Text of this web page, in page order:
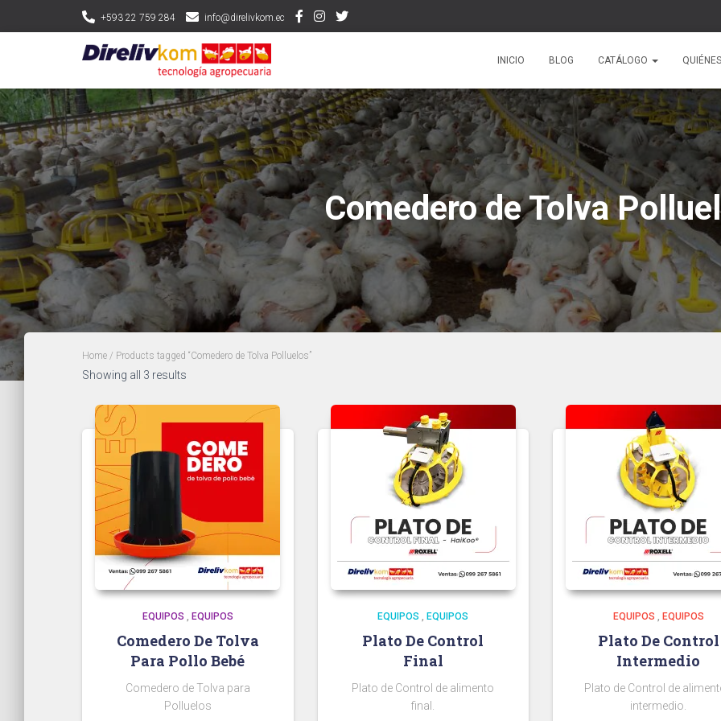
+593 22 759 284 info@direlivkom.ec
INICIO BLOG CATÁLOGO
Comedero de Tolva
Home / Products tagged “Comedero de Tolva Polluelos”
Showing all 3 results
EQUIPOS , EQUIPOS
Comedero De Tolva
Para Pollo Bebé
Comedero de Tolva para
Polluelos
EQUIPOS , EQUIPOS
Plato De Control
Final
Plato de Control de alimento
final.
EQUIPOS , EQUIPOS
Plato De Control
Intermedio
Plato de Control de
intermedio.